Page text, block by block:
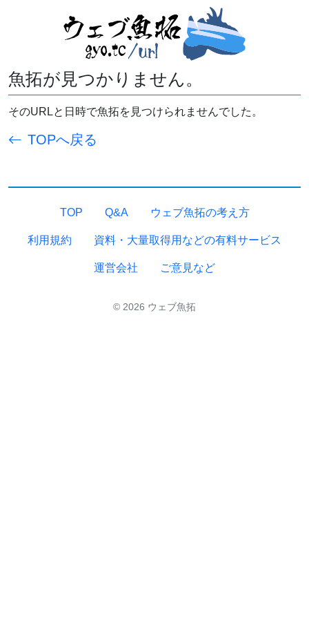
魚拓が見つかりません。
そのURLと日時で魚拓を見つけられませんでした。
TOPへ戻る
TOP Q&A ウェブ魚拓の考え方
利用規約 資料・大量取得用などの有料サービス
運営会社 ご意見など
© 2026 ウェブ魚拓